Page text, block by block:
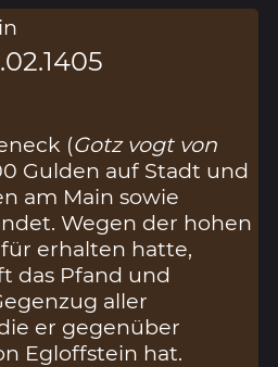
(Gotz vogt von
Gulden auf Stadt und
am Main sowie
Wegen der hohen
erhalten hatte,
das Pfand und
aller
er gegenüber
Egloffstein hat.